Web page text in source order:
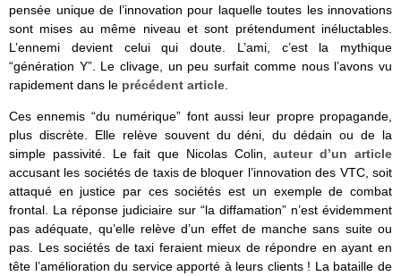
pensée unique de l’innovation pour laquelle toutes les innovations
sont mises au même niveau et sont prétendument inéluctables.
L’ennemi devient celui qui doute. L’ami, c’est la mythique
“génération Y”. Le clivage, un peu surfait comme nous l’avons vu
rapidement dans le précédent article
Ces ennemis “du numérique” font aussi leur propre propagande,
plus discrète. Elle relève souvent du déni, du dédain ou de la
simple passivité. Le fait que Nicolas Colin,auteur d’un article
accusant les sociétés de taxis de bloquer l’innovation des VTC, soit
attaqué en justice par ces sociétés est un exemple de combat
frontal. La réponse judiciaire sur “la diffamation” n’est évidemment
pas adéquate, qu’elle relève d’un effet de manche sans suite ou
pas. Les sociétés de taxi feraient mieux de répondre en ayant en
tête l’amélioration du service apporté à leurs clients ! La bataille de